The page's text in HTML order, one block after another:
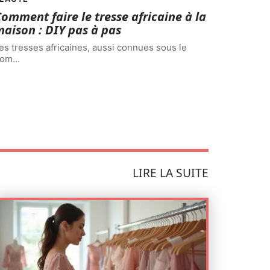
faire le tresse africaine à la
: DIY pas à pas
tresses africaines, aussi connues sous le
…
LIRE LA SUITE